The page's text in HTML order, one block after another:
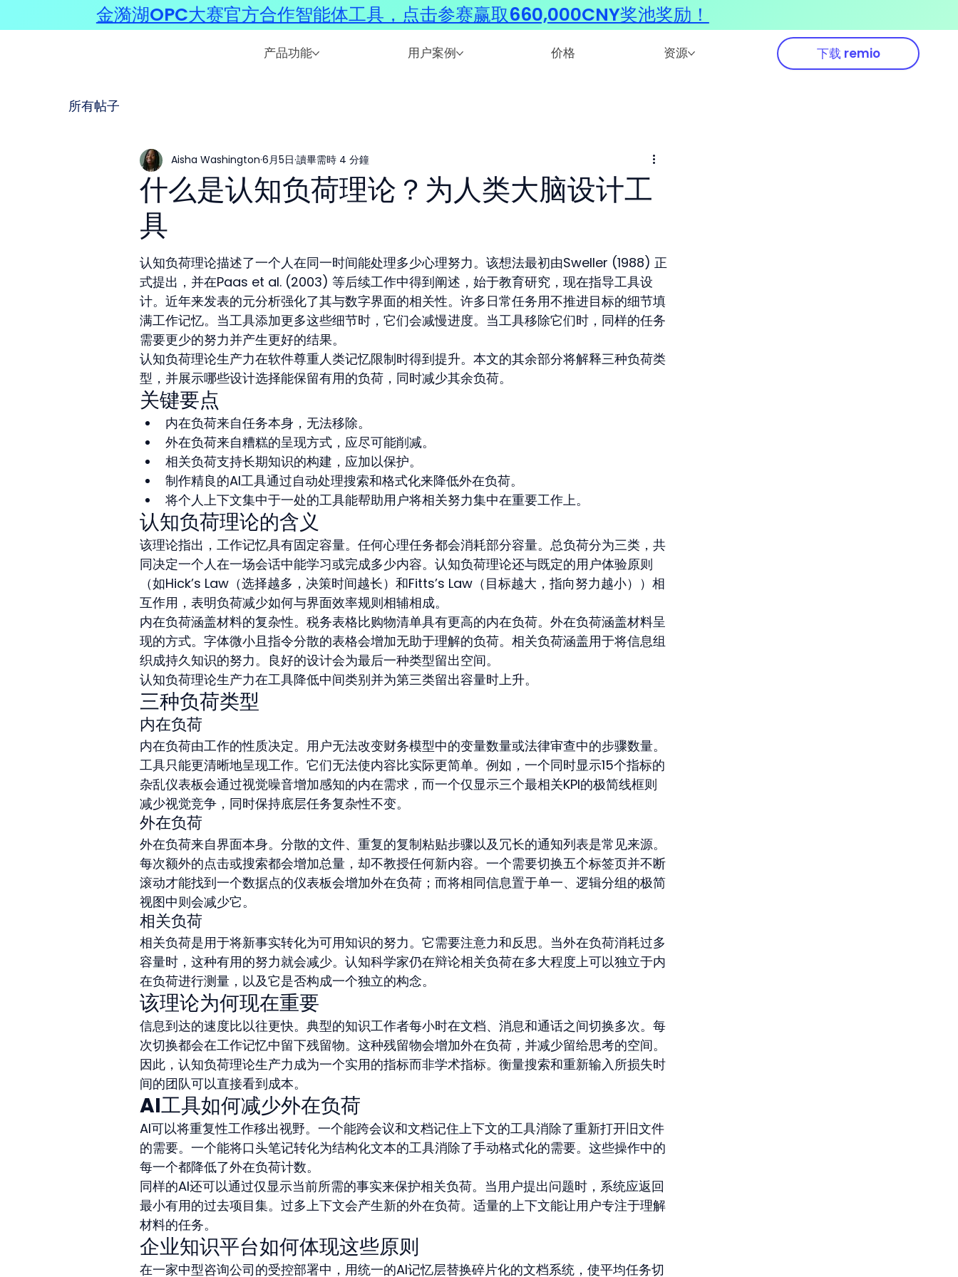
产品功能 用户案例 价格 资源 下载 remio
所有帖子
什么是认知负荷理论？为人类大脑设计工
具
Aisha Washington 6月5日 讀畢需時 4 分鐘
认知负荷理论描述了一个人在同一时间能处理多少心理努力。该想法最初由Sweller (1988) 正
式提出，并在Paas et al. (2003) 等后续工作中得到阐述，始于教育研究，现在指导工具设
计。近年来发表的元分析强化了其与数字界面的相关性。许多日常任务用不推进目标的细节填
满工作记忆。当工具添加更多这些细节时，它们会减慢进度。当工具移除它们时，同样的任务
需要更少的努力并产生更好的结果。
认知负荷理论生产力在软件尊重人类记忆限制时得到提升。本文的其余部分将解释三种负荷类
型，并展示哪些设计选择能保留有用的负荷，同时减少其余负荷。
关键要点
内在负荷来自任务本身，无法移除。
外在负荷来自糟糕的呈现方式，应尽可能削减。
相关负荷支持长期知识的构建，应加以保护。
制作精良的AI工具通过自动处理搜索和格式化来降低外在负荷。
将个人上下文集中于一处的工具能帮助用户将相关努力集中在重要工作上。
认知负荷理论的含义
该理论指出，工作记忆具有固定容量。任何心理任务都会消耗部分容量。总负荷分为三类，共
同决定一个人在一场会话中能学习或完成多少内容。认知负荷理论还与既定的用户体验原则
（如Hick’s Law（选择越多，决策时间越长）和Fitts’s Law（目标越大，指向努力越小））相
互作用，表明负荷减少如何与界面效率规则相辅相成。
内在负荷涵盖材料的复杂性。税务表格比购物清单具有更高的内在负荷。外在负荷涵盖材料呈
现的方式。字体微小且指令分散的表格会增加无助于理解的负荷。相关负荷涵盖用于将信息组
织成持久知识的努力。良好的设计会为最后一种类型留出空间。
认知负荷理论生产力在工具降低中间类别并为第三类留出容量时上升。
三种负荷类型
内在负荷
内在负荷由工作的性质决定。用户无法改变财务模型中的变量数量或法律审查中的步骤数量。
工具只能更清晰地呈现工作。它们无法使内容比实际更简单。例如，一个同时显示15个指标的
杂乱仪表板会通过视觉噪音增加感知的内在需求，而一个仅显示三个最相关KPI的极简线框则
减少视觉竞争，同时保持底层任务复杂性不变。
外在负荷
外在负荷来自界面本身。分散的文件、重复的复制粘贴步骤以及冗长的通知列表是常见来源。
每次额外的点击或搜索都会增加总量，却不教授任何新内容。一个需要切换五个标签页并不断
滚动才能找到一个数据点的仪表板会增加外在负荷；而将相同信息置于单一、逻辑分组的极简
视图中则会减少它。
相关负荷
相关负荷是用于将新事实转化为可用知识的努力。它需要注意力和反思。当外在负荷消耗过多
容量时，这种有用的努力就会减少。认知科学家仍在辩论相关负荷在多大程度上可以独立于内
在负荷进行测量，以及它是否构成一个独立的构念。
该理论为何现在重要
信息到达的速度比以往更快。典型的知识工作者每小时在文档、消息和通话之间切换多次。每
次切换都会在工作记忆中留下残留物。这种残留物会增加外在负荷，并减少留给思考的空间。
因此，认知负荷理论生产力成为一个实用的指标而非学术指标。衡量搜索和重新输入所损失时
间的团队可以直接看到成本。
AI工具如何减少外在负荷
AI可以将重复性工作移出视野。一个能跨会议和文档记住上下文的工具消除了重新打开旧文件
的需要。一个能将口头笔记转化为结构化文本的工具消除了手动格式化的需要。这些操作中的
每一个都降低了外在负荷计数。
同样的AI还可以通过仅显示当前所需的事实来保护相关负荷。当用户提出问题时，系统应返回
最小有用的过去项目集。过多上下文会产生新的外在负荷。适量的上下文能让用户专注于理解
材料的任务。
企业知识平台如何体现这些原则
在一家中型咨询公司的受控部署中，用统一的AI记忆层替换碎片化的文档系统，使平均任务切
金漪湖OPC大赛官方合作智能体工具，点击参赛赢取660,000CNY奖池奖励！